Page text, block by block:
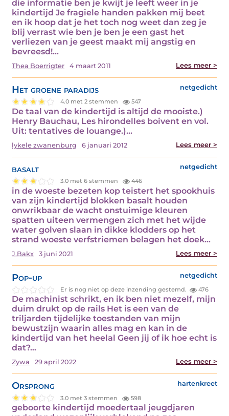
die informatie ben je kwijt je leeft weer in je
kindertijd Je fragiele handen pakken mij beet
en ik hoop dat je het toch nog weet dan zeg je
blij verrast wie ben je ben je een gast het
verliezen van je geest maakt mij angstig en
bevreesd!…
Thea Boerrigter 4 maart 2011 Lees meer >
Het groene paradijs netgedicht
4.0 met 2 stemmen 547
De taal van de kindertijd is altijd de mooiste.)
Henry Bauchau, Les hirondelles boivent en vol.
Uit: tentatives de louange.)…
lykele zwanenburg 6 januari 2012 Lees meer >
basalt netgedicht
3.0 met 6 stemmen 446
in de woeste bezeten kop teistert het spookhuis
van zijn kindertijd blokken basalt houden
onwrikbaar de wacht onstuimige kleuren
spatten uiteen vermengen zich met het wijde
water golven slaan in dikke klodders op het
strand woeste verfstriemen belagen het doek…
J.Bakx 3 juni 2021 Lees meer >
Pop-up netgedicht
Er is nog niet op deze inzending gestemd. 476
De machinist schrikt, en ik ben niet mezelf, mijn
duim drukt op de rails Het is een van de
triljarden tijdelijke toestanden van mijn
bewustzijn waarin alles mag en kan in de
kindertijd van het heelal Geen jij of ik hoe echt is
dat?…
Zywa 29 april 2022 Lees meer >
Orsprong hartenkreet
3.0 met 3 stemmen 598
geboorte kindertijd moedertaal jeugdjaren